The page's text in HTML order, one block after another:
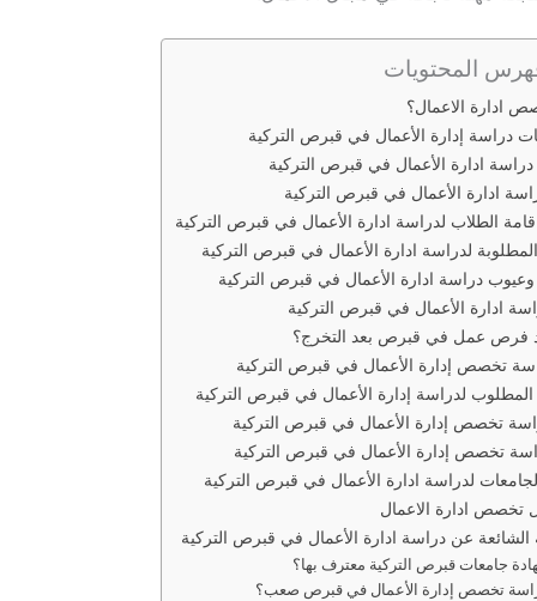
المحتويات
ادارة الاعمال؟
دراسة إدارة الأعمال في قبرص التركية
ادارة الأعمال في قبرص التركية
ادارة الأعمال في قبرص التركية
الطلاب لدراسة ادارة الأعمال في قبرص التركية
لدراسة ادارة الأعمال في قبرص التركية
دراسة ادارة الأعمال في قبرص التركية
ادارة الأعمال في قبرص التركية
فرص عمل في قبرص بعد التخرج؟
تخصص إدارة الأعمال في قبرص التركية
المطلوب لدراسة إدارة الأعمال في قبرص التركية
تخصص إدارة الأعمال في قبرص التركية
تخصص إدارة الأعمال في قبرص التركية
لدراسة ادارة الأعمال في قبرص التركية
تخصص ادارة الاعمال
الشائعة عن دراسة ادارة الأعمال في قبرص التركية
جامعات قبرص التركية معترف بها؟
تخصص إدارة الأعمال في قبرص صعب؟